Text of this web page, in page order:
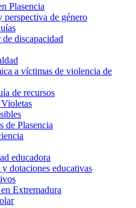
Plasencia
de género
de discapacidad
a víctimas de violencia de
de recursos
de Plasencia
educadora
dotaciones educativas
Extremadura